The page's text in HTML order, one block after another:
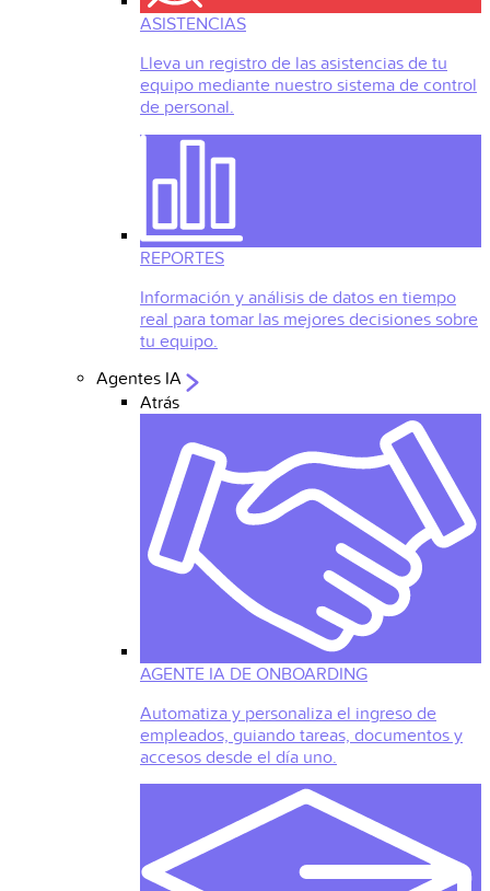
ASISTENCIAS
Lleva un registro de las asistencias de tu
equipo mediante nuestro sistema de control
de personal.
REPORTES
Información y análisis de datos en tiempo
real para tomar las mejores decisiones sobre
tu equipo.
Agentes IA
Atrás
AGENTE IA DE ONBOARDING
Automatiza y personaliza el ingreso de
empleados, guiando tareas, documentos y
accesos desde el día uno.